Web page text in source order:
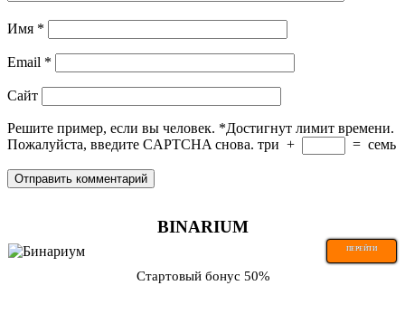
Имя *
Email *
Сайт
Решите пример, если вы человек. *Достигнут лимит времени.
Пожалуйста, введите CAPTCHA снова. три + = семь
BINARIUM
ПЕРЕЙТИ
Стартовый бонус 50%